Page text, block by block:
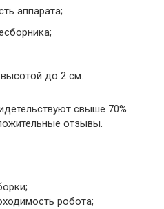
аппарата;
до 2 см.
свыше 70%
отзывы.
робота;